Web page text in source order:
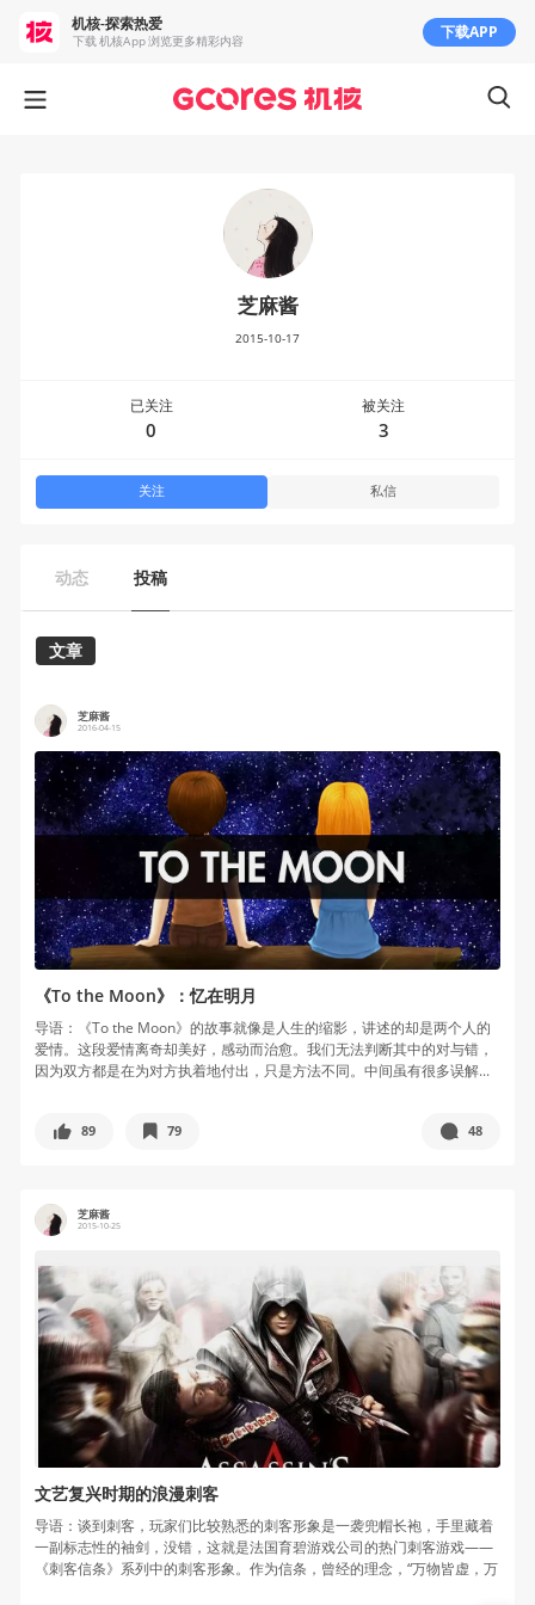
动态 投稿
文章
芝麻酱
2016-04-15
《To the Moon》：忆在明月
导语：《To the Moon》的故事就像是人生的缩影，讲述的却是两个人的
爱情。这段爱情离奇却美好，感动而治愈。我们无法判断其中的对与错，
因为双方都是在为对方执着地付出，只是方法不同。中间虽有很多误解...
89 79 48
芝麻酱
2015-10-25
文艺复兴时期的浪漫刺客
导语：谈到刺客，玩家们比较熟悉的刺客形象是一袭兜帽长袍，手里藏着
一副标志性的袖剑，没错，这就是法国育碧游戏公司的热门刺客游戏——
《刺客信条》系列中的刺客形象。作为信条，曾经的理念，“万物皆虚，万
芝麻酱
2015-10-17
已关注
0
被关注
3
关注 私信
机核-探索热爱
下载 机核App 浏览更多精彩内容 下载APP